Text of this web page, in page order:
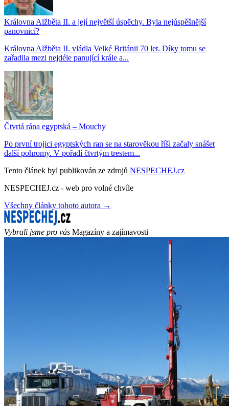
Královna Alžběta II. a její největší úspěchy. Byla nejúspěšnější
panovnicí?
Královna Alžběta II. vládla Velké Británii 70 let. Díky tomu se
zařadila mezi nejdéle panující krále a...
Čtvrtá rána egyptská – Mouchy
Po první trojici egyptských ran se na starověkou říši začaly snášet
další pohromy. V pořadí čtvrtým trestem...
Tento článek byl publikován ze zdrojů NESPECHEJ.cz
NESPECHEJ.cz - web pro volné chvíle
Všechny články tohoto autora →
Vybrali jsme pro vás Magazíny a zajímavosti